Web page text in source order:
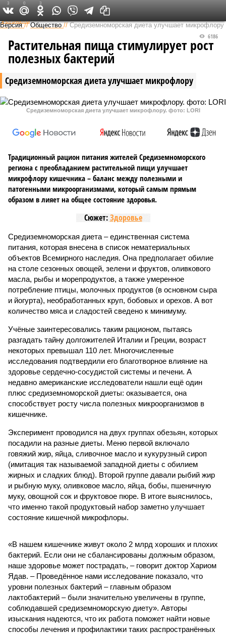
Федеральный выпуск
Версия //Общество //Средиземноморская диета улучшает микрофлору
Средиземноморская диета улучшает микрофлору
6186
Растительная пища стимулирует рост
полезных бактерий
Средиземноморская диета улучшает микрофлору. фото: LORI
Традиционный рацион питания жителей Средиземноморского
региона с преобладанием растительной пищи улучшает
микрофлору кишечника – баланс между полезными и
патогенными микроорганизмами, который самым прямым
образом в лияет на общее состояние здоровья.
Сюжет:Здоровье
Средиземноморская диета – единственная система
питания, которая внесена в список нематериальных
объектов Всемирного наследия. Она предполагает обилие
на столе сезонных овощей, зелени и фруктов, оливкового
масла, рыбы и морепродуктов, а также умеренное
потребление птицы, молочных продуктов (в основном сыра
и йогурта), необработанных круп, бобовых и орехов. А вот
количество мяса и сладостей сведено к минимуму.
Учёные заинтересовались таким рационом, пытаясь
разгадать тайну долгожителей Италии и Греции, возраст
некоторых превышал 110 лет. Многочисленные
исследования подтвердили его благотворное влияние на
здоровье сердечно-сосудистой системы и печени. А
недавно американские исследователи нашли ещё один
плюс средиземноморской диеты: оказывается, она
способствует росту числа полезных микроорганизмов в
кишечнике.
Эксперимент проводился на двух группах обезьян, которых
посадили на разные диеты. Меню первой включало
говяжий жир, яйца, сливочное масло и кукурузный сироп
(имитация так называемой западной диеты с обилием
жирных и сладких блюд). Второй группе давали рыбий жир
и рыбную муку, оливковое масло, яйца, бобы, пшеничную
муку, овощной сок и фруктовое пюре. В итоге выяснилось,
что именно такой продуктовый набор заметно улучшает
состояние кишечной микрофлоры.
«В нашем кишечнике живут около 2 млрд хороших и плохих
бактерий. Если они не сбалансированы должным образом,
наше здоровье может пострадать, – говорит доктор Хариом
Ядав. – Проведённое нами исследование показало, что
уровни полезных бактерий – главным образом
лактобактерий – были значительно увеличены в группе,
соблюдавшей средиземноморскую диету». Авторы
изыскания надеются, что их работа поможет найти новые
способы лечения и профилактики таких распространённых
3 0 3